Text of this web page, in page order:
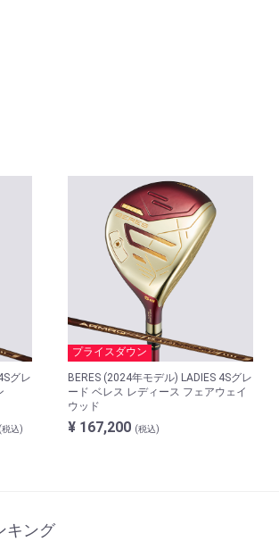
グレ
(税込)
プライスダウン
BERES (2024年モデル) LADIES 4Sグレ
ード ベレス レディース フェアウェイ
ウッド
¥ 167,200 (税込)
キング